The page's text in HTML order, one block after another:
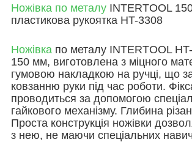
Ножівка по металу INTERTOOL
пластикова рукоятка HT-3308
Ножівка по металу INTERTOOL
150 мм, виготовлена з міцного
гумовою накладкою на ручці, що
ковзанню руки під час роботи.
проводиться за допомогою
гайкового механізму. Глибина
Проста конструкція ножівки
з нею, не маючи спеціальних